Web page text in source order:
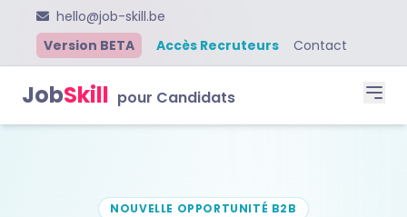
hello@job-skill.be
Version BETA
Accès Recruteurs Contact
JobSkill pour Candidats
NOUVELLE OPPORTUNITÉ B2B